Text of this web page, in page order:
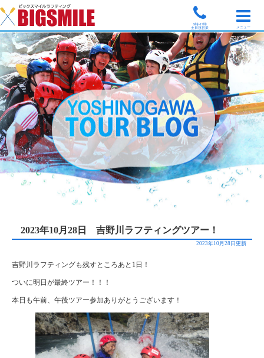
9時-17時
土日祝営業
メニュー
2023年10月28日 吉野川ラフティングツアー！
2023年10月28日更新
吉野川ラフティングも残すところあと1日！
ついに明日が最終ツアー！！！
本日も午前、午後ツアー参加ありがとうございます！